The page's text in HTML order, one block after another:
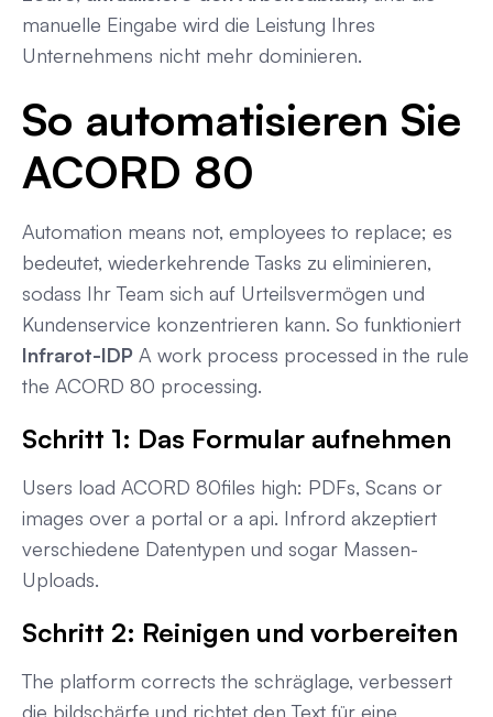
manuelle Eingabe wird die Leistung Ihres
Unternehmens nicht mehr dominieren.
So automatisieren Sie
ACORD 80
Automation means not, employees to replace; es
bedeutet, wiederkehrende Tasks zu eliminieren,
sodass Ihr Team sich auf Urteilsvermögen und
Kundenservice konzentrieren kann. So funktioniert
Infrarot-IDP A work process processed in the rule
the ACORD 80 processing.
Schritt 1: Das Formular aufnehmen
Users load ACORD 80files high: PDFs, Scans or
images over a portal or a api. Infrord akzeptiert
verschiedene Datentypen und sogar Massen-
Uploads.
Schritt 2: Reinigen und vorbereiten
The platform corrects the schräglage, verbessert
die bildschärfe und richtet den Text für eine